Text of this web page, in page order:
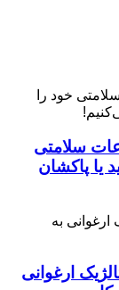
سلامتی
یا پاکشان
با رنگ نوستالژیک ارغوانی